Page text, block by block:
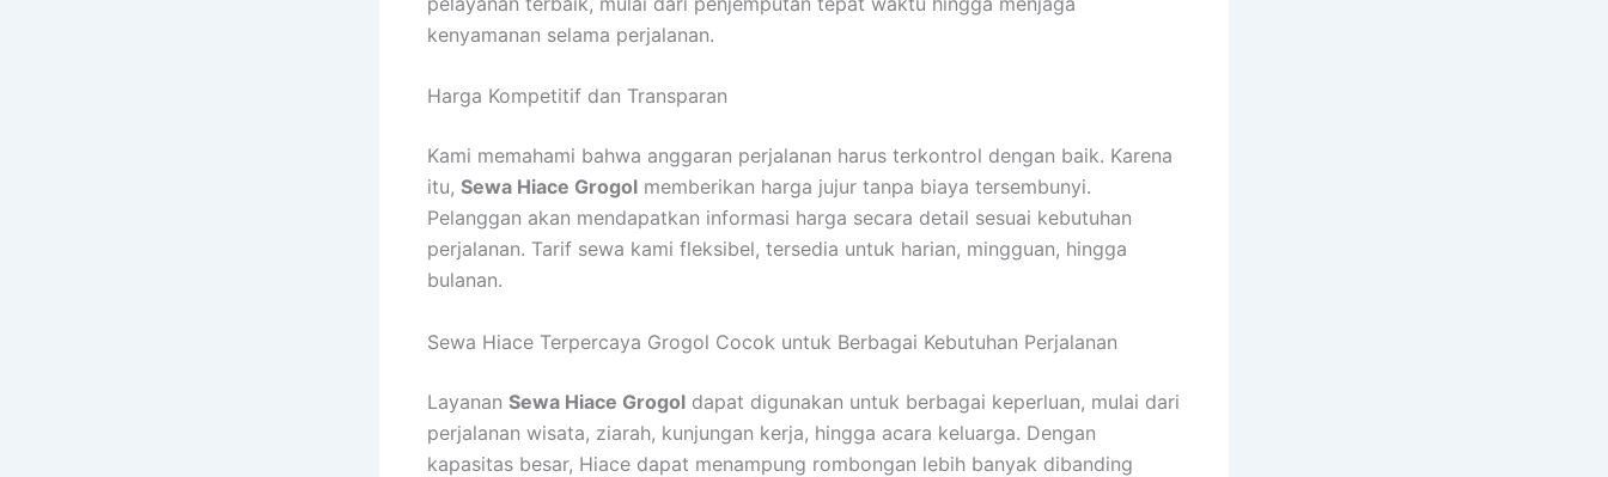
kenyamanan selama perjalanan.
Harga Kompetitif dan Transparan
Kami memahami bahwa anggaran perjalanan harus terkontrol dengan baik. Karena
itu, Sewa Hiace Grogol memberikan harga jujur tanpa biaya tersembunyi.
Pelanggan akan mendapatkan informasi harga secara detail sesuai kebutuhan
perjalanan. Tarif sewa kami fleksibel, tersedia untuk harian, mingguan, hingga
bulanan.
Sewa Hiace Terpercaya Grogol Cocok untuk Berbagai Kebutuhan Perjalanan
Layanan Sewa Hiace Grogol dapat digunakan untuk berbagai keperluan, mulai dari
perjalanan wisata, ziarah, kunjungan kerja, hingga acara keluarga. Dengan
kapasitas besar, Hiace dapat menampung rombongan lebih banyak dibanding